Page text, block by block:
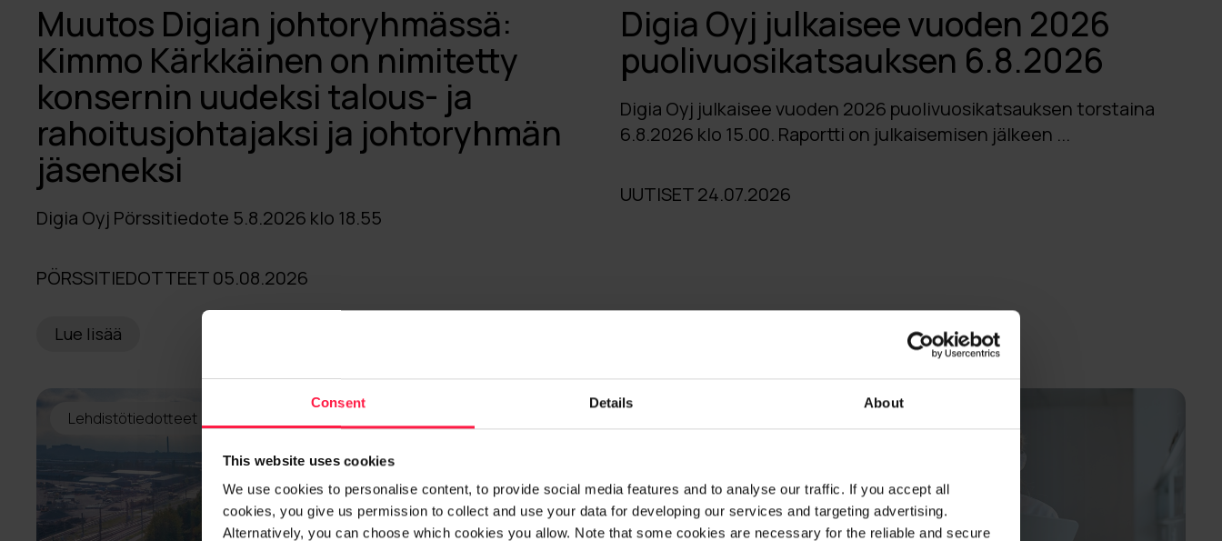
Consent Details About
This website uses cookies
We use cookies to personalise content, to provide social media features and to analyse our traffic. If you accept all
cookies, you give us permission to collect and use your data for developing our services and targeting advertising.
Alternatively, you can choose which cookies you allow. Note that some cookies are necessary for the reliable and secure
Muutos Digian johtoryhmässä:
Kimmo Kärkkäinen on nimitetty
konsernin uudeksi talous- ja
rahoitusjohtajaksi ja johtoryhmän
jäseneksi
Digia Oyj Pörssitiedote 5.8.2026 klo 18.55
PÖRSSITIEDOTTEET 05.08.2026
Lue lisää
Digia Oyj julkaisee vuoden 2026
puolivuosikatsauksen 6.8.2026
Digia Oyj julkaisee vuoden 2026 puolivuosikatsauksen torstaina
6.8.2026 klo 15.00. Raportti on julkaisemisen jälkeen ...
UUTISET 24.07.2026
Lehdistötiedotteet